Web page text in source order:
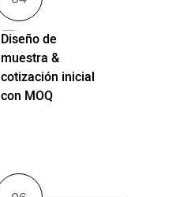
Diseño de
muestra &
cotización inicial
con MOQ